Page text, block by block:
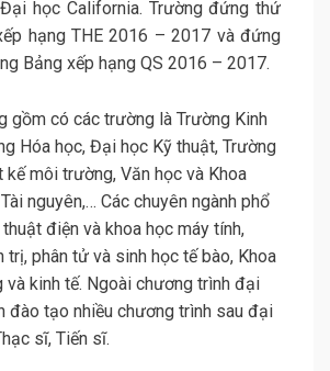
học California. Trường đứng thứ
hạng THE 2016 – 2017 và đứng
Bảng xếp hạng QS 2016 – 2017.
gồm có các trường là Trường Kinh
Hóa học, Đại học Kỹ thuật, Trường
kế môi trường, Văn học và Khoa
nguyên,… Các chuyên ngành phổ
điện và khoa học máy tính,
trị, phân tử và sinh học tế bào, Khoa
và kinh tế. Ngoài chương trình đại
đào tạo nhiều chương trình sau đại
sĩ, Tiến sĩ.